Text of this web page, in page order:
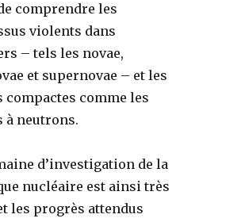
comprendre les
violents dans
– tels les novae,
et supernovae – et les
compactes comme les
à neutrons.
d’investigation de la
nucléaire est ainsi très
les progrès attendus